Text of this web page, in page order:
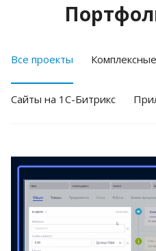
Все проекты
Cайты на 1С-Битрикс